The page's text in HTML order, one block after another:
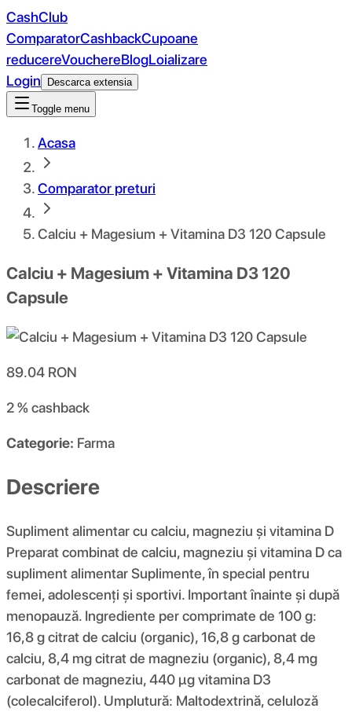
CashClub
ComparatorCashbackCupoane
reducereVouchereBlogLoializare
Login
Descarca extensia
Toggle menu
Acasa
Comparator preturi
Calciu + Magesium + Vitamina D3 120 Capsule
Calciu + Magesium + Vitamina D3 120
Capsule
89.04 RON
2 %cashback
Categorie: Farma
Descriere
Supliment alimentar cu calciu, magneziu și vitamina D
Preparat combinat de calciu, magneziu și vitamina D ca
supliment alimentar Suplimente, în special pentru
femei, adolescenți și sportivi. Important înainte și după
menopauză. Ingrediente per comprimate de 100 g:
16,8 g citrat de calciu (organic), 16,8 g carbonat de
calciu, 8,4 mg citrat de magneziu (organic), 8,4 mg
carbonat de magneziu, 440 µg vitamina D3
(colecalciferol). Umplutură: Maltodextrină, celuloză